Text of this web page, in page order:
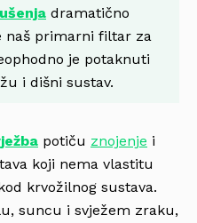
dramatično
naš primarni filtar za
je potaknuti
i dišni sustav.
potiču znojenje i
koji nema vlastitu
krvožilnog sustava.
suncu i svježem zraku,